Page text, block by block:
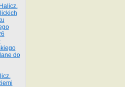
do